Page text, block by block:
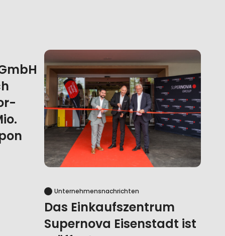
Unternehmensnachrichten
Das Einkaufszentrum
Supernova Eisenstadt ist